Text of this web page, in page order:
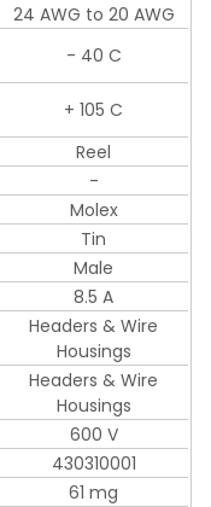
24 AWG to 20 AWG
- 40 C
+ 105 C
Reel
-
Molex
Tin
Male
8.5 A
Headers & Wire
Housings
Headers & Wire
Housings
600 V
430310001
61 mg